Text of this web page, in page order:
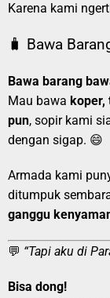
Karena kami
🧳 Bawa
Bawa barang
Mau bawa koper,
pun, sopir kami
dengan sigap. 😄
Armada kami
ditumpuk
ganggu
💬 “Tapi aku di
Bisa dong!